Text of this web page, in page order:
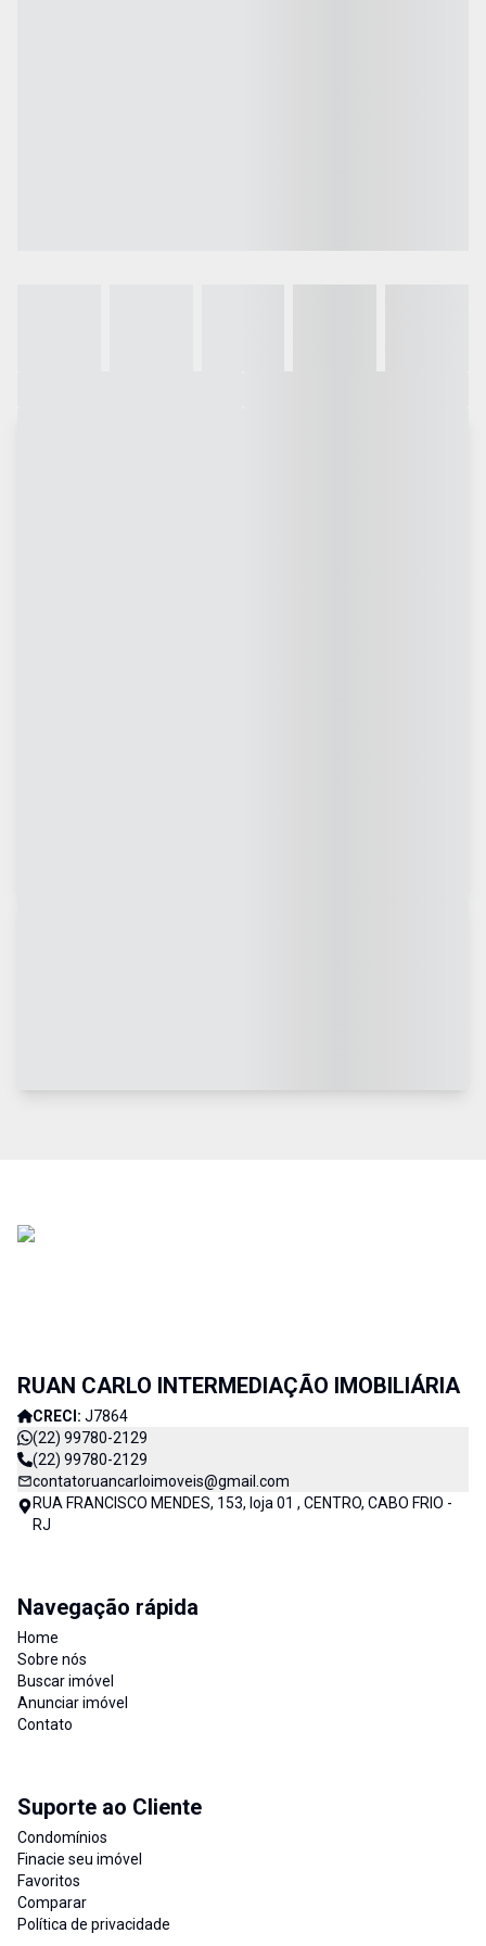
RUAN CARLO INTERMEDIAÇÃO IMOBILIÁRIA
CRECI: J7864
(22) 99780-2129
(22) 99780-2129
contatoruancarloimoveis@gmail.com
RUA FRANCISCO MENDES, 153, loja 01 , CENTRO, CABO FRIO -
RJ
Navegação rápida
Home
Sobre nós
Buscar imóvel
Anunciar imóvel
Contato
Suporte ao Cliente
Condomínios
Finacie seu imóvel
Favoritos
Comparar
Política de privacidade